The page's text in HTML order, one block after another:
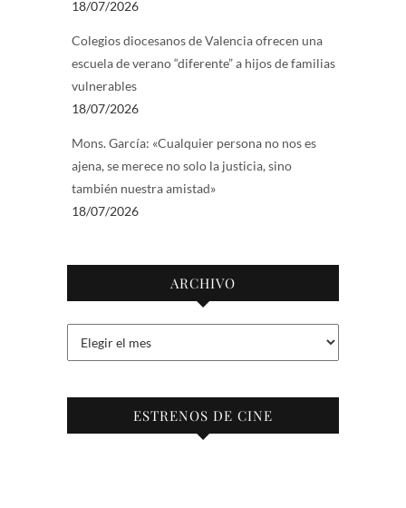
18/07/2026
Colegios diocesanos de Valencia ofrecen una
escuela de verano “diferente” a hijos de familias
vulnerables
18/07/2026
Mons. García: «Cualquier persona no nos es
ajena, se merece no solo la justicia, sino
también nuestra amistad»
18/07/2026
ARCHIVO
ESTRENOS DE CINE